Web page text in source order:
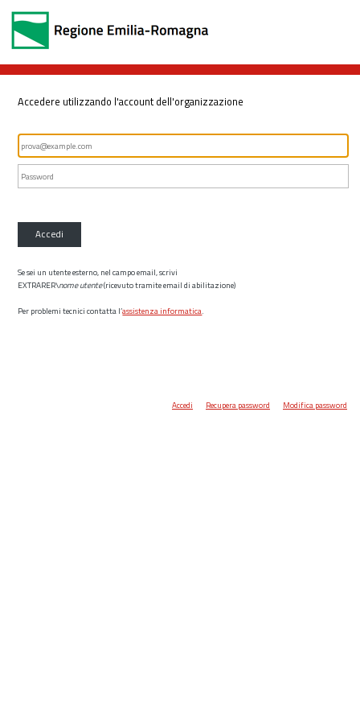
Accedere utilizzando l'account dell'organizzazione
Accedi
Se sei un utente esterno, nel campo email, scrivi
EXTRARER\nome utente(ricevuto tramite email di abilitazione)
Per problemi tecnici contatta l’assistenza informatica.
Accedi Recupera password Modifica password